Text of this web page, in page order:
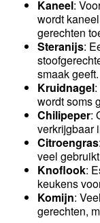
Kaneel:
wordt
gerechten
Steranijs:
smaak geeft.
Kruidnagel
wordt soms
Chilipeper:
verkrijgbaar
Citroengras
veel
Knoflook:
keukens
Komijn:
gerechten,